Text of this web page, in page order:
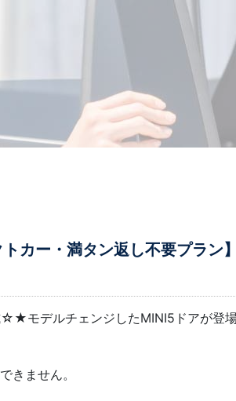
トカー・満タン返し不要プラ
モデルチェンジしたMINI5ドアが登
きません。